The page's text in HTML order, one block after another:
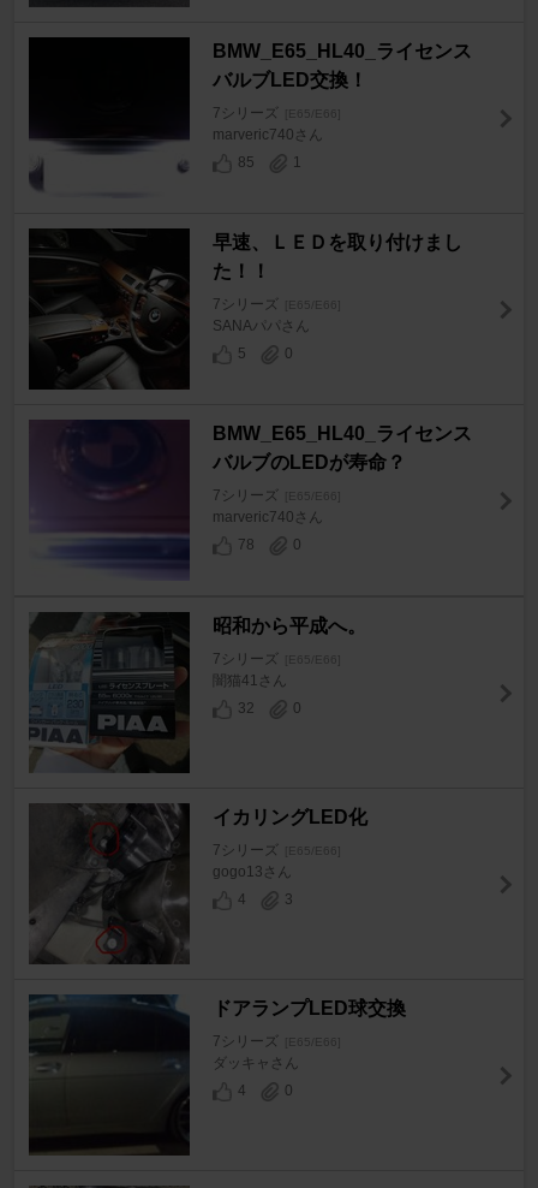
BMW_E65_HL40_ライセンス
バルブLED交換！
7シリーズ [E65/E66]
marveric740さん
85
1
早速、ＬＥＤを取り付けまし
た！！
7シリーズ [E65/E66]
SANAパパさん
5
0
BMW_E65_HL40_ライセンス
バルブのLEDが寿命？
7シリーズ [E65/E66]
marveric740さん
78
0
昭和から平成へ。
7シリーズ [E65/E66]
闇猫41さん
32
0
イカリングLED化
7シリーズ [E65/E66]
gogo13さん
4
3
ドアランプLED球交換
7シリーズ [E65/E66]
ダッキャさん
4
0